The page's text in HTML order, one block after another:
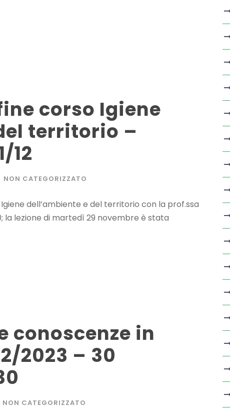
corso Igiene
territorio –
12
NON CATEGORIZZATO
dell’ambiente e del territorio con la prof.ssa
la lezione di martedì 29 novembre è stata
conoscenze in
2023 – 30
NON CATEGORIZZATO